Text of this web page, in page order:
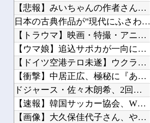
Powered by livedoor 相互RSS
【悲報】みいちゃんの作者さん、泣いてしまう?他
日本の古典作品が”現代にふさわしい表現”に強制変更される事態...
【トラウマ】映画・特撮・アニメ・漫画・ゲームで「主人公がガチ...
【ウマ娘】追込サポカが一向にアップデートされない理由…「これ...
【ドイツ空港テロ未遂】ウクライナ機に爆発物搭載ドローン接近→...
【衝撃】中居正広、極秘に『ある事』を始めていたと判明する・・...
ドジャース・佐々木朗希、2回にダイヤモンドバックス・アレナド...
【速報】韓国サッカー協会、W杯・五輪予選で外国審判員や監督官...
【画像】大久保佳代子さん、やっぱりドスケベだったｗｗｗｗｗｗ...